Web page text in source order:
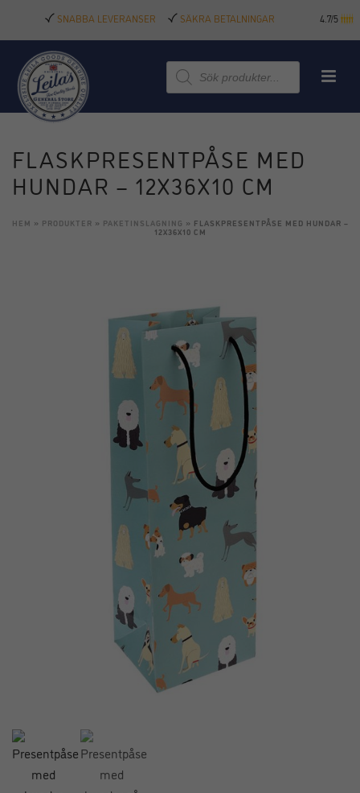
SNABBA LEVERANSER SÄKRA BETALNINGAR 4.7/5
Produktsökning
FLASKPRESENTPÅSE MED
HUNDAR – 12X36X10 CM
HEM » PRODUKTER » PAKETINSLAGNING » FLASKPRESENTPÅSE MED HUNDAR –
12X36X10 CM